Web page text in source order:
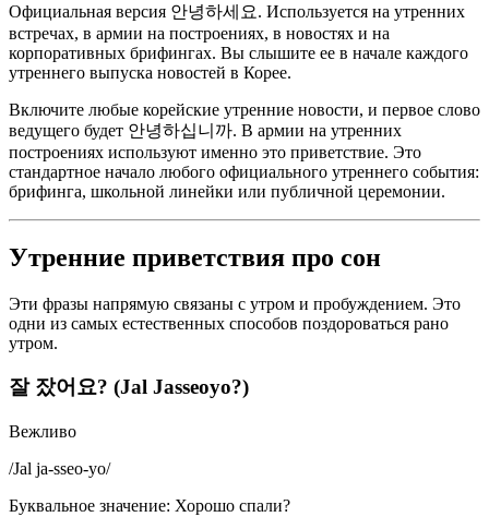
Официальная версия 안녕하세요. Используется на утренних
встречах, в армии на построениях, в новостях и на
корпоративных брифингах. Вы слышите ее в начале каждого
утреннего выпуска новостей в Корее.
Включите любые корейские утренние новости, и первое слово
ведущего будет 안녕하십니까. В армии на утренних
построениях используют именно это приветствие. Это
стандартное начало любого официального утреннего события:
брифинга, школьной линейки или публичной церемонии.
Утренние приветствия про сон
Эти фразы напрямую связаны с утром и пробуждением. Это
одни из самых естественных способов поздороваться рано
утром.
잘 잤어요? (Jal Jasseoyo?)
Вежливо
/Jal ja-sseo-yo/
Буквальное значение: Хорошо спали?